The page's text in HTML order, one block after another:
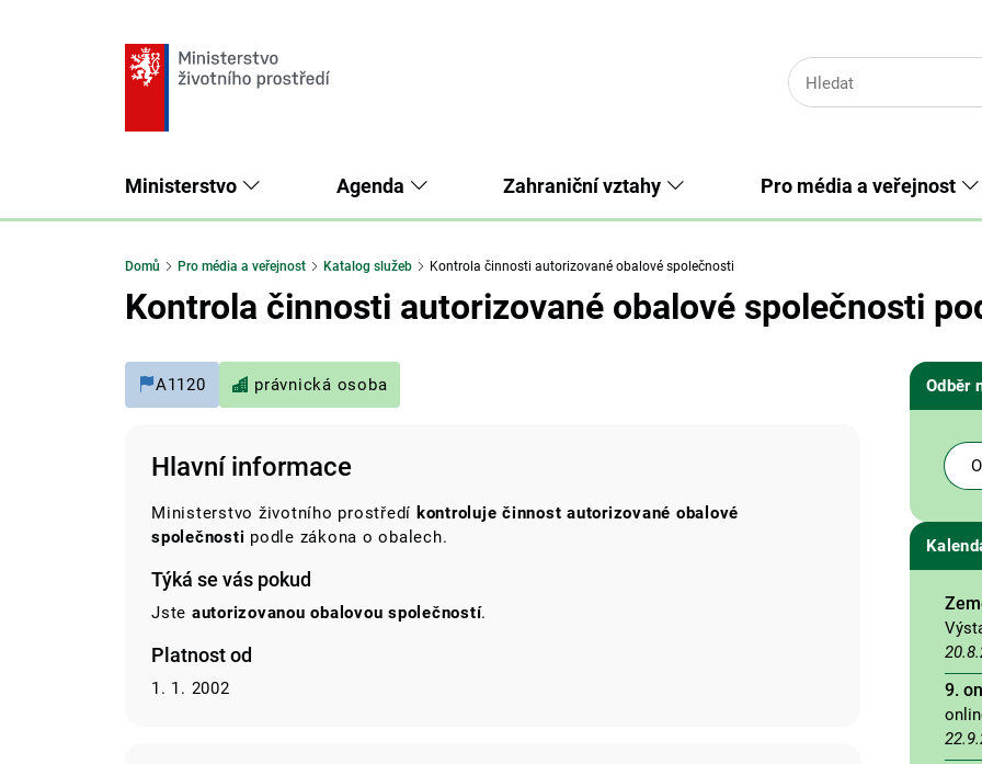
Ministerstvo Agenda Zahraniční vztahy Pro média a veřejnost
Domů Pro média a veřejnost Katalog služeb Kontrola činnosti autorizované obalové společnosti
Kontrola činnosti autorizované obalové společnosti
A1120 právnická osoba
Hlavní informace
Ministerstvo životního prostředí kontroluje činnost autorizované obalové
společnosti podle zákona o obalech.
Týká se vás pokud
Jste autorizovanou obalovou společností.
Platnost od
1. 1. 2002
Odběr
9.